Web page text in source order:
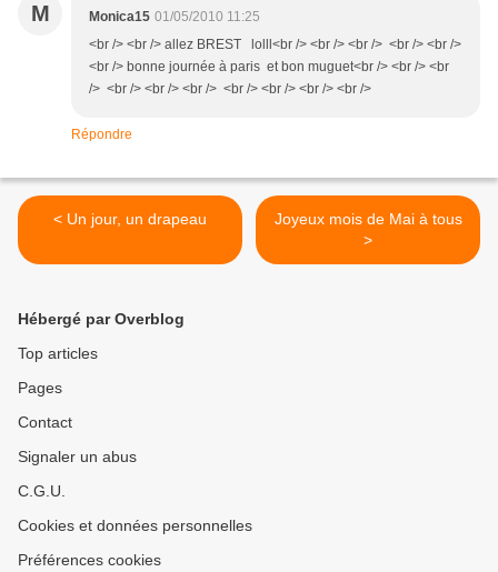
M Monica15 01/05/2010 11:25
<br /> <br /> allez BREST lolll<br /> <br /> <br /> <br /> <br />
<br /> bonne journée à paris et bon muguet<br /> <br /> <br
/> <br /> <br /> <br /> <br /> <br /> <br /> <br />
Répondre
< Un jour, un drapeau
Joyeux mois de Mai à tous
>
Hébergé par Overblog
Top articles
Pages
Contact
Signaler un abus
C.G.U.
Cookies et données personnelles
Préférences cookies